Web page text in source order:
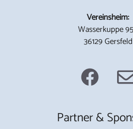
Vereinsheim:
Wasserkuppe
36129 Gersfeld
Partner &